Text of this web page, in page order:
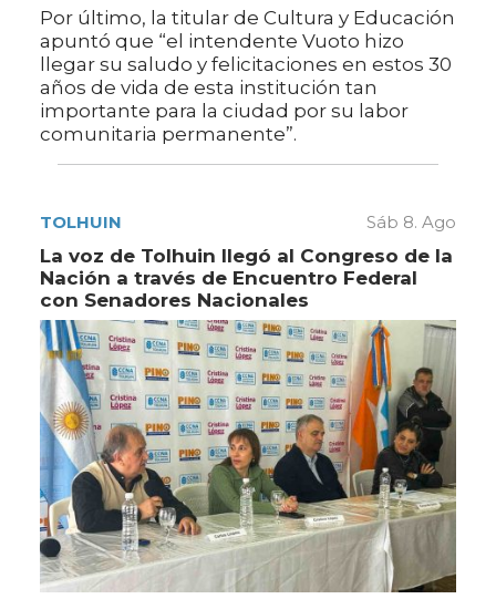
Por último, la titular de Cultura y Educación
apuntó que “el intendente Vuoto hizo
llegar su saludo y felicitaciones en estos 30
años de vida de esta institución tan
importante para la ciudad por su labor
comunitaria permanente”.
TOLHUIN Sáb 8. Ago
La voz de Tolhuin llegó al Congreso de la
Nación a través de Encuentro Federal
con Senadores Nacionales